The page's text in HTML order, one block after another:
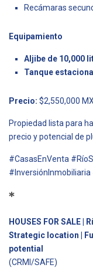
Recámaras
Equipamiento
Aljibe de 10,000
Tanque
Precio: $2,550,000
Propiedad lista para
precio y potencial de
#CasasEnVenta
*
HOUSES FOR SALE |
Strategic location |
potential
(CRMI/SAFE)